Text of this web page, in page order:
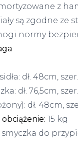
z
są zgodne ze
normy
: dł. 48cm,
: dł. 76,5cm,
: dł. 48cm,
: 15 kg
smyczka do